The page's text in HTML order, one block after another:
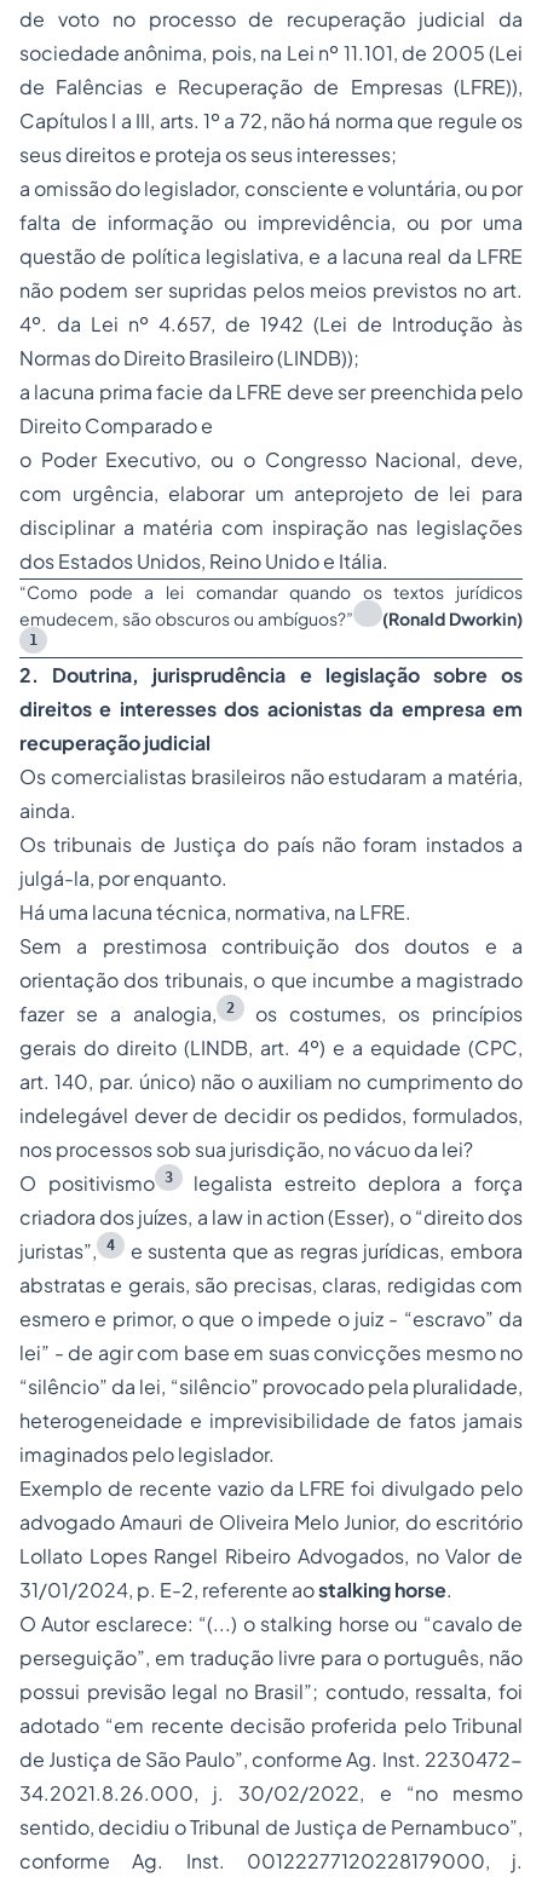
de voto no processo de recuperação judicial da
sociedade anônima, pois, na Lei nº 11.101, de 2005 (Lei
de Falências e Recuperação de Empresas (LFRE)),
Capítulos I a III, arts. 1º a 72, nãohá norma que regule os
seus direitos e proteja os seus interesses;
a omissão do legislador, consciente e voluntária, ou por
falta de informação ou imprevidência, ou por uma
questão de política legislativa, e a lacuna real da LFRE
não podem ser supridas pelos meios previstos no art.
4º. da Lei nº 4.657, de 1942 (Lei de Introdução às
Normas do Direito Brasileiro (LINDB));
a lacuna prima facie da LFRE deve ser preenchida pelo
Direito Comparado e
o Poder Executivo, ou o Congresso Nacional, deve,
com urgência, elaborar um anteprojeto de lei para
disciplinar a matéria com inspiração nas legislações
dos Estados Unidos, Reino Unido e Itália.
“Como pode a lei comandar quando os textos jurídicos
emudecem, são obscuros ou ambíguos?”
(Ronald Dworkin)
1
2. Doutrina, jurisprudência e legislação sobre os
direitos e interesses dos acionistas da empresa em
recuperação judicial
Os comercialistas brasileiros nãoestudaram a matéria,
ainda.
Os tribunais de Justiça do país não foram instados a
julgá-la, por enquanto.
Há uma lacuna técnica, normativa, na LFRE.
Sem a prestimosa contribuição dos doutos e a
orientação dos tribunais, o que incumbe a magistrado
fazer se a analogia,
2 os costumes, os princípios
gerais do direito (LINDB, art. 4º) e a equidade (CPC,
art. 140, par. único) não o auxiliam no cumprimento do
indelegável dever de decidir os pedidos, formulados,
nos processos sob sua jurisdição, no vácuo da lei?
O positivismo 3 legalista estreito deplora a força
criadora dos juízes, a law in action(Esser), o“direito dos
juristas”, 4
e sustenta que as regras jurídicas, embora
abstratas e gerais, são precisas, claras, redigidas com
esmero e primor, o que o impede o juiz - “escravo” da
lei” - de agir com base em suas convicções mesmo no
“silêncio” da lei, “silêncio” provocado pela pluralidade,
heterogeneidade e imprevisibilidade de fatos jamais
imaginados pelo legislador.
Exemplo de recente vazio da LFRE foi divulgado pelo
advogado Amauri de Oliveira Melo Junior, do escritório
Lollato Lopes Rangel Ribeiro Advogados, no Valor de
31/01/2024, p. E-2, referente aostalking horse.
O Autor esclarece: “(...) o stalking horse ou “cavalo de
perseguição”, em tradução livre para o português, não
possui previsão legal no Brasil”; contudo, ressalta, foi
adotado “em recente decisão proferida pelo Tribunal
de Justiça de São Paulo”, conforme Ag. Inst. 2230472-
34.2021.8.26.000, j. 30/02/2022, e “no mesmo
sentido, decidiu o Tribunal de Justiça de Pernambuco”,
conforme Ag. Inst. 00122277120228179000, j.